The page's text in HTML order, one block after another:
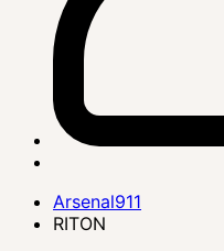
Arsenal911
RITON